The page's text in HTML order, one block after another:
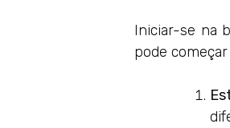
Iniciar-se na
pode